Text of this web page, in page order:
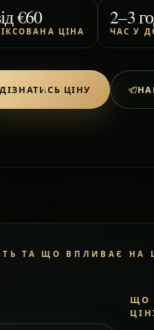
€60
ЦІНА
2–3
ЧАС У
ДІЗНАТИСЬ ЦІНУ
ТА ЩО ВПЛИВАЄ НА
ЩО